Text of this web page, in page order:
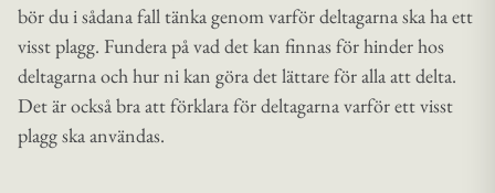
bör du i sådana fall tänka genom varför deltagarna ska ha ett
visst plagg. Fundera på vad det kan finnas för hinder hos
deltagarna och hur ni kan göra det lättare för alla att delta.
Det är också bra att förklara för deltagarna varför ett visst
plagg ska användas.